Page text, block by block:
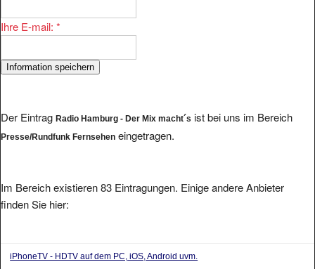
Ihre E-mail: *
Der Eintrag Radio Hamburg - Der Mix macht´s ist bei uns im Bereich
Presse/Rundfunk Fernsehen eingetragen.
Im Bereich existieren 83 Eintragungen. Einige andere Anbieter
finden Sie hier:
iPhoneTV - HDTV auf dem PC, iOS, Android uvm.